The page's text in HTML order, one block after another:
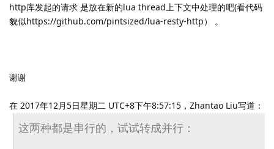
http库发起的请求 是放在新的lua thread上下文中处理的吧(看代码
貌似https://github.com/pintsized/lua-resty-http） 。
谢谢
在 2017年12月5日星期二 UTC+8下午8:57:15，Zhantao Liu写道：
这两种都是串行的，试试转成并行：